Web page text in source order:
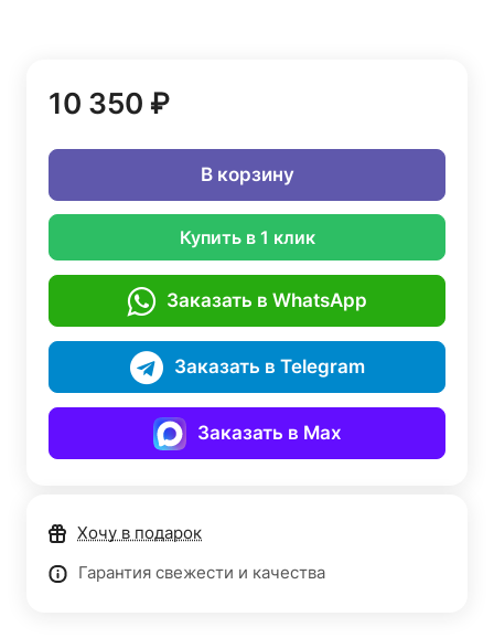
10 350 ₽
В корзину
Купить в 1 клик
Заказать в WhatsApp
Заказать в Telegram
Заказать в Max
Хочу в подарок
Гарантия свежести и качества